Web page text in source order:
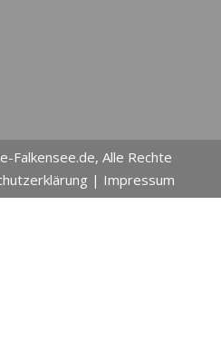
Falkensee.de, Alle Rechte
| Impressum